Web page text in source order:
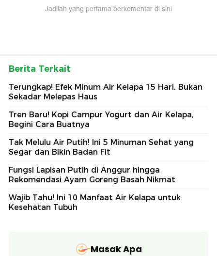
Jadilah yang pertama berkomentar di sini
Berita Terkait
Terungkap! Efek Minum Air Kelapa 15 Hari, Bukan
Sekadar Melepas Haus
Tren Baru! Kopi Campur Yogurt dan Air Kelapa,
Begini Cara Buatnya
Tak Melulu Air Putih! Ini 5 Minuman Sehat yang
Segar dan Bikin Badan Fit
Fungsi Lapisan Putih di Anggur hingga
Rekomendasi Ayam Goreng Basah Nikmat
Wajib Tahu! Ini 10 Manfaat Air Kelapa untuk
Kesehatan Tubuh
Masak Apa